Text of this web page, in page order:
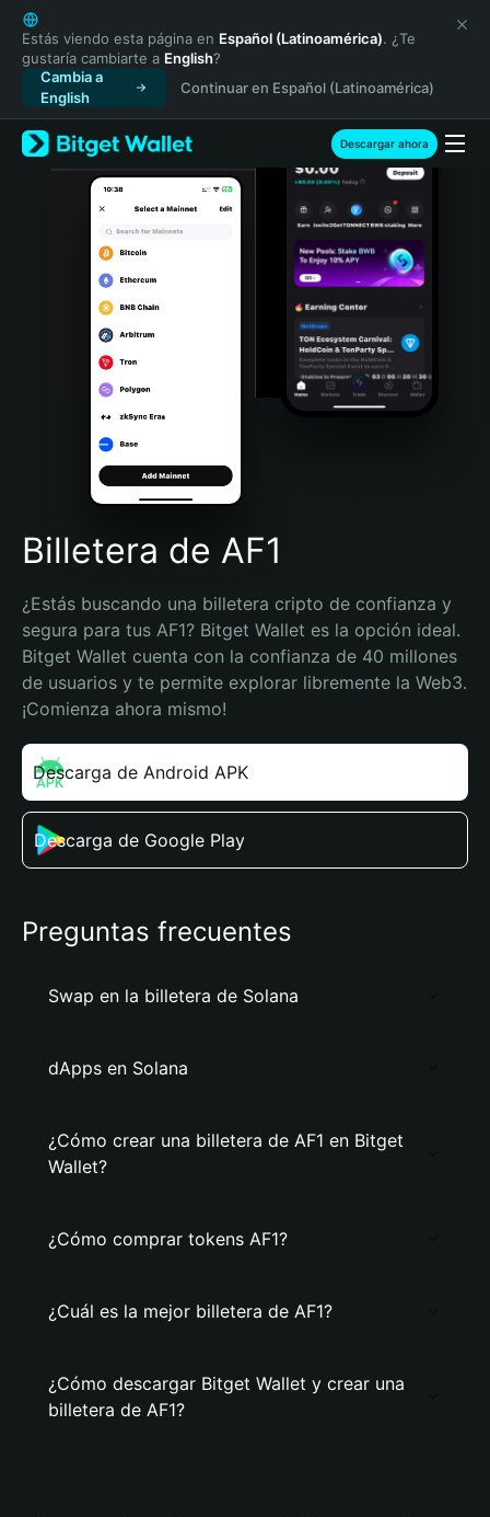
English
日本語
Tiếng Việt
Русский
Español (Latinoamérica)
Türkçe
Italiano
Português (Portugal)
Bahasa Indonesia
Português (Brasil)
Español (Argentina)
Estás viendo esta página en Español (Latinoamérica). ¿Te
gustaría cambiarte a English?
Cambia a
English
Continuar en Español (Latinoamérica)
Descargar ahora
Billetera de AF1
¿Estás buscando una billetera cripto de confianza y
segura para tus AF1? Bitget Wallet es la opción ideal.
Bitget Wallet cuenta con la confianza de 40 millones
de usuarios y te permite explorar libremente la Web3.
¡Comienza ahora mismo!
Descarga de Android APK
Descarga de Google Play
Preguntas frecuentes
Swap en la billetera de Solana
dApps en Solana
¿Cómo crear una billetera de AF1 en Bitget
Wallet?
¿Cómo comprar tokens AF1?
¿Cuál es la mejor billetera de AF1?
¿Cómo descargar Bitget Wallet y crear una
billetera de AF1?